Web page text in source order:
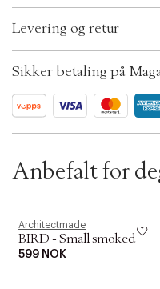
l
e
t
i
n
EAN: 5700010900172
ID: AAEA68-0008
Levering og retur
Sikker betaling på
Anbefalt for
Architectmade
BIRD - Small smoked
599 NOK